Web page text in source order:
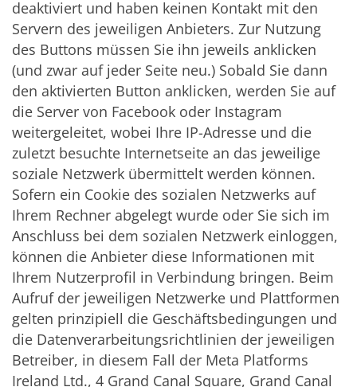
deaktiviert und haben keinen Kontakt mit den
Servern des jeweiligen Anbieters. Zur Nutzung
des Buttons müssen Sie ihn jeweils anklicken
(und zwar auf jeder Seite neu.) Sobald Sie dann
den aktivierten Button anklicken, werden Sie auf
die Server von Facebook oder Instagram
weitergeleitet, wobei Ihre IP-Adresse und die
zuletzt besuchte Internetseite an das jeweilige
soziale Netzwerk übermittelt werden können.
Sofern ein Cookie des sozialen Netzwerks auf
Ihrem Rechner abgelegt wurde oder Sie sich im
Anschluss bei dem sozialen Netzwerk einloggen,
können die Anbieter diese Informationen mit
Ihrem Nutzerprofil in Verbindung bringen. Beim
Aufruf der jeweiligen Netzwerke und Plattformen
gelten prinzipiell die Geschäftsbedingungen und
die Datenverarbeitungsrichtlinien der jeweiligen
Betreiber, in diesem Fall der Meta Platforms
Ireland Ltd., 4 Grand Canal Square, Grand Canal